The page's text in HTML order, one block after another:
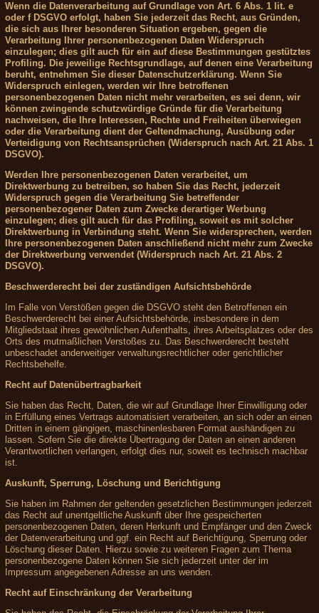
Wenn die Datenverarbeitung auf Grundlage von Art. 6 Abs. 1 lit. e
oder f DSGVO erfolgt, haben Sie jederzeit das Recht, aus Gründen,
die sich aus Ihrer besonderen Situation ergeben, gegen die
Verarbeitung Ihrer personenbezogenen Daten Widerspruch
einzulegen; dies gilt auch für ein auf diese Bestimmungen gestütztes
Profiling. Die jeweilige Rechtsgrundlage, auf denen eine Verarbeitung
beruht, entnehmen Sie dieser Datenschutzerklärung. Wenn Sie
Widerspruch einlegen, werden wir Ihre betroffenen
personenbezogenen Daten nicht mehr verarbeiten, es sei denn, wir
können zwingende schutzwürdige Gründe für die Verarbeitung
nachweisen, die Ihre Interessen, Rechte und Freiheiten überwiegen
oder die Verarbeitung dient der Geltendmachung, Ausübung oder
Verteidigung von Rechtsansprüchen (Widerspruch nach Art. 21 Abs. 1
DSGVO).
Werden Ihre personenbezogenen Daten verarbeitet, um
Direktwerbung zu betreiben, so haben Sie das Recht, jederzeit
Widerspruch gegen die Verarbeitung Sie betreffender
personenbezogener Daten zum Zwecke derartiger Werbung
einzulegen; dies gilt auch für das Profiling, soweit es mit solcher
Direktwerbung in Verbindung steht. Wenn Sie widersprechen, werden
Ihre personenbezogenen Daten anschließend nicht mehr zum Zwecke
der Direktwerbung verwendet (Widerspruch nach Art. 21 Abs. 2
DSGVO).
Beschwerderecht bei der zuständigen Aufsichtsbehörde
Im Falle von Verstößen gegen die DSGVO steht den Betroffenen ein
Beschwerderecht bei einer Aufsichtsbehörde, insbesondere in dem
Mitgliedstaat ihres gewöhnlichen Aufenthalts, ihres Arbeitsplatzes oder des
Orts des mutmaßlichen Verstoßes zu. Das Beschwerderecht besteht
unbeschadet anderweitiger verwaltungsrechtlicher oder gerichtlicher
Rechtsbehelfe.
Recht auf Datenübertragbarkeit
Sie haben das Recht, Daten, die wir auf Grundlage Ihrer Einwilligung oder
in Erfüllung eines Vertrags automatisiert verarbeiten, an sich oder an einen
Dritten in einem gängigen, maschinenlesbaren Format aushändigen zu
lassen. Sofern Sie die direkte Übertragung der Daten an einen anderen
Verantwortlichen verlangen, erfolgt dies nur, soweit es technisch machbar
ist.
Auskunft, Sperrung, Löschung und Berichtigung
Sie haben im Rahmen der geltenden gesetzlichen Bestimmungen jederzeit
das Recht auf unentgeltliche Auskunft über Ihre gespeicherten
personenbezogenen Daten, deren Herkunft und Empfänger und den Zweck
der Datenverarbeitung und ggf. ein Recht auf Berichtigung, Sperrung oder
Löschung dieser Daten. Hierzu sowie zu weiteren Fragen zum Thema
personenbezogene Daten können Sie sich jederzeit unter der im
Impressum angegebenen Adresse an uns wenden.
Recht auf Einschränkung der Verarbeitung